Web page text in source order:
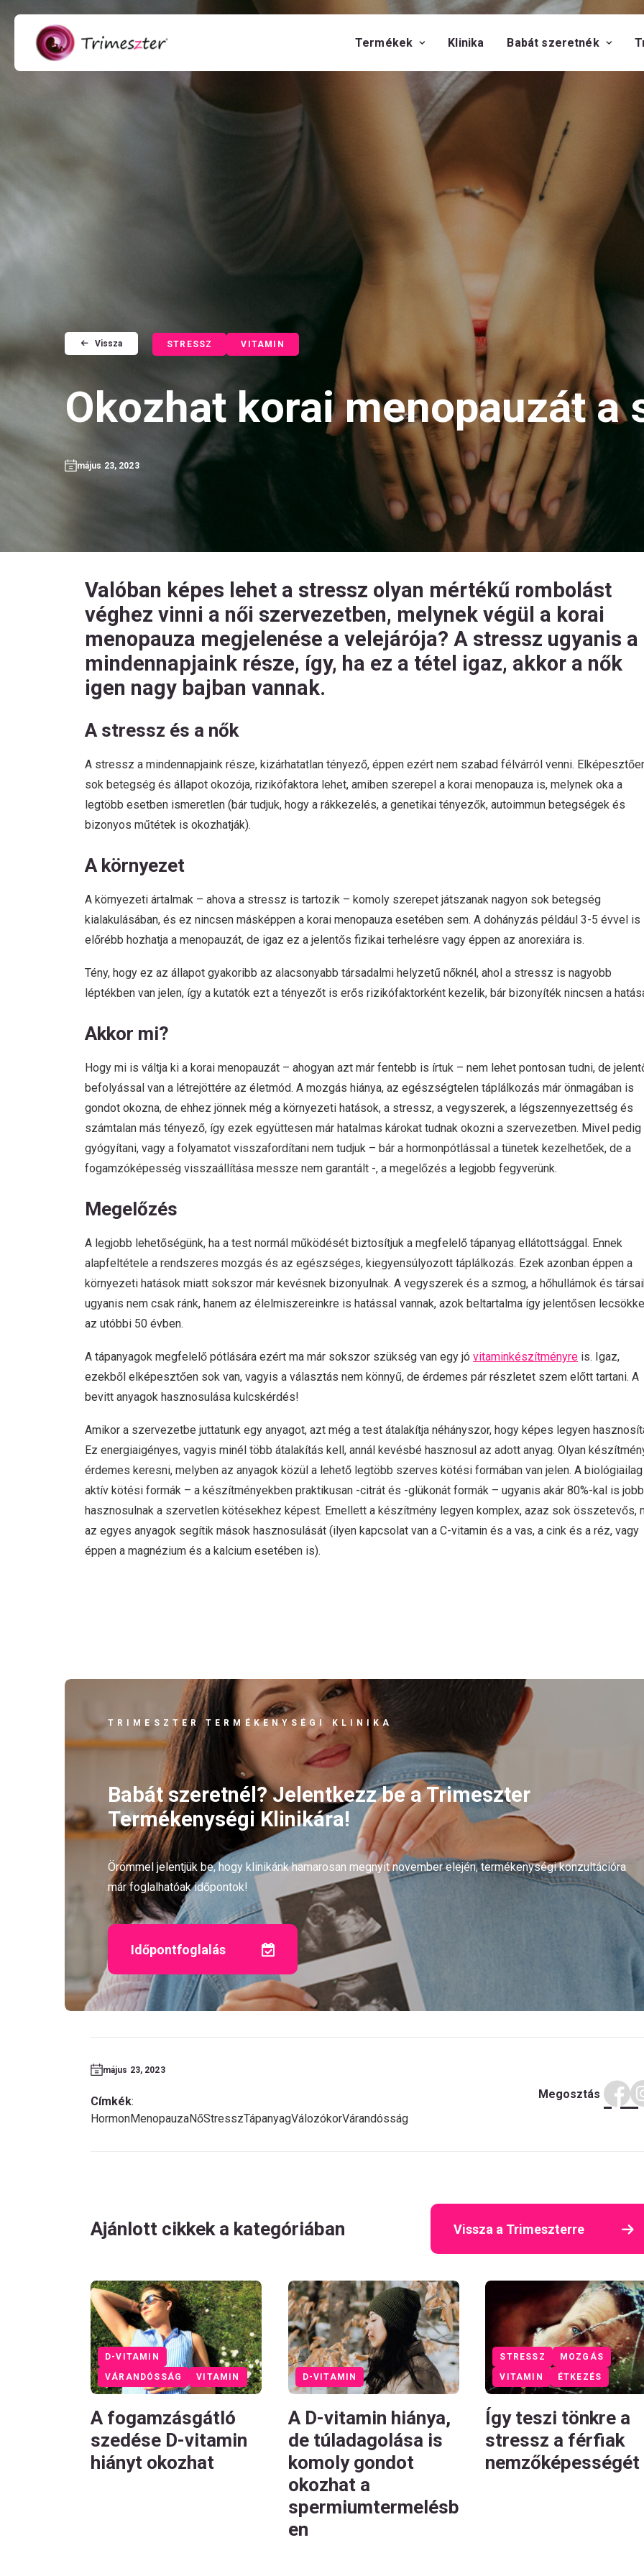
Termékek Klinika Babát szeretnék
Vissza STRESSZ VITAMIN
Okozhat korai menopauzát a
május 23, 2023
Valóban képes lehet a stressz olyan mértékű rombolást
véghez vinni a női szervezetben, melynek végül a korai
menopauza megjelenése a velejárója? A stressz ugyanis a
mindennapjaink része, így, ha ez a tétel igaz, akkor a nők
igen nagy bajban vannak.
A stressz és a nők
A stressz a mindennapjaink része, kizárhatatlan tényező, éppen ezért nem szabad félvárról venni.
sok betegség és állapot okozója, rizikófaktora lehet, amiben szerepel a korai menopauza is, melynek oka a
legtöbb esetben ismeretlen (bár tudjuk, hogy a rákkezelés, a genetikai tényezők, autoimmun betegségek és
bizonyos műtétek is okozhatják).
A környezet
A környezeti ártalmak – ahova a stressz is tartozik – komoly szerepet játszanak nagyon sok betegség
kialakulásában, és ez nincsen másképpen a korai menopauza esetében sem. A dohányzás például 3-5 évvel is
előrébb hozhatja a menopauzát, de igaz ez a jelentős fizikai terhelésre vagy éppen az anorexiára is.
Tény, hogy ez az állapot gyakoribb az alacsonyabb társadalmi helyzetű nőknél, ahol a stressz is nagyobb
léptékben van jelen, így a kutatók ezt a tényezőt is erős rizikófaktorként kezelik, bár bizonyíték nincsen a
Akkor mi?
Hogy mi is váltja ki a korai menopauzát – ahogyan azt már fentebb is írtuk – nem lehet pontosan tudni, de
befolyással van a létrejöttére az életmód. A mozgás hiánya, az egészségtelen táplálkozás már önmagában is
gondot okozna, de ehhez jönnek még a környezeti hatások, a stressz, a vegyszerek, a légszennyezettség és
számtalan más tényező, így ezek együttesen már hatalmas károkat tudnak okozni a szervezetben. Mivel pedig
gyógyítani, vagy a folyamatot visszafordítani nem tudjuk – bár a hormonpótlással a tünetek kezelhetőek, de a
fogamzóképesség visszaállítása messze nem garantált -, a megelőzés a legjobb fegyverünk.
Megelőzés
A legjobb lehetőségünk, ha a test normál működését biztosítjuk a megfelelő tápanyag ellátottsággal. Ennek
alapfeltétele a rendszeres mozgás és az egészséges, kiegyensúlyozott táplálkozás. Ezek azonban éppen a
környezeti hatások miatt sokszor már kevésnek bizonyulnak. A vegyszerek és a szmog, a hőhullámok és
ugyanis nem csak ránk, hanem az élelmiszereinkre is hatással vannak, azok beltartalma így jelentősen
az utóbbi 50 évben.
A tápanyagok megfelelő pótlására ezért ma már sokszor szükség van egy jó vitaminkészítményre is. Igaz,
ezekből elképesztően sok van, vagyis a választás nem könnyű, de érdemes pár részletet szem előtt tartani. A
bevitt anyagok hasznosulása kulcskérdés!
Amikor a szervezetbe juttatunk egy anyagot, azt még a test átalakítja néhányszor, hogy képes legyen
Ez energiaigényes, vagyis minél több átalakítás kell, annál kevésbé hasznosul az adott anyag. Olyan
érdemes keresni, melyben az anyagok közül a lehető legtöbb szerves kötési formában van jelen. A biológiailag
aktív kötési formák – a készítményekben praktikusan -citrát és -glükonát formák – ugyanis akár 80%-kal is
hasznosulnak a szervetlen kötésekhez képest. Emellett a készítmény legyen komplex, azaz sok összetevős,
az egyes anyagok segítik mások hasznosulását (ilyen kapcsolat van a C-vitamin és a vas, a cink és a réz, vagy
éppen a magnézium és a kalcium esetében is).
TRIMESZTER TERMÉKENYSÉGI KLINIKA
Babát szeretnél? Jelentkezz be a Trimeszter
Termékenységi Klinikára!
Örömmel jelentjük be, hogy klinikánk hamarosan megnyit november elején, termékenységi konzultációra
már foglalhatóak időpontok!
Időpontfoglalás
május 23, 2023
Címkék:
HormonMenopauzaNőStresszTápanyagVálozókorVárandósság
Megosztás
Ajánlott cikkek a kategóriában Vissza a Trimeszterre
VÁRANDÓSSÁG VITAMIN
D-VITAMIN
A fogamzásgátló
szedése D-vitamin
hiányt okozhat
D-VITAMIN
A D-vitamin hiánya,
de túladagolása is
komoly gondot
okozhat a
spermiumtermelésb
en
VITAMIN ÉTKEZÉS
STRESSZ MOZGÁS
Így teszi tönkre a
stressz a férfiak
nemzőképességét